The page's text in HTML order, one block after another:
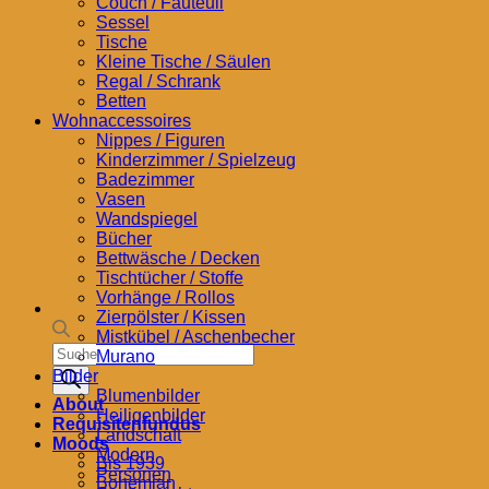
Products
search
About
Requisitenfundus
Moods
Bis 1939
Bohemian
Sessel
Tische
Kleine Tische / Säulen
Regal / Schrank
Betten
Wohnaccessoires
Nippes / Figuren
Kinderzimmer / Spielzeug
Badezimmer
Vasen
Wandspiegel
Bücher
Bettwäsche / Decken
Tischtücher / Stoffe
Vorhänge / Rollos
Zierpölster / Kissen
Mistkübel / Aschenbecher
Murano
Bilder
Blumenbilder
Heiligenbilder
Landschaft
Modern
Personen